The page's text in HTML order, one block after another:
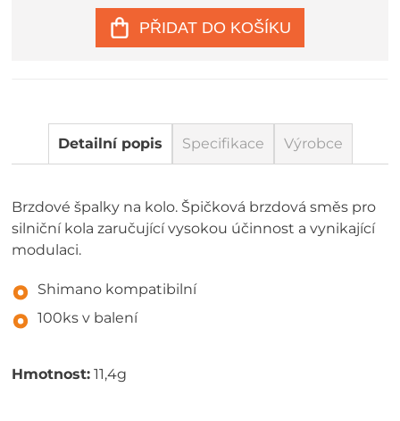
PŘIDAT DO KOŠÍKU
Detailní popis Specifikace Výrobce
Brzdové špalky na kolo. Špičková brzdová směs pro
silniční kola zaručující vysokou účinnost a vynikající
modulaci.
Shimano kompatibilní
100ks v balení
Hmotnost: 11,4g